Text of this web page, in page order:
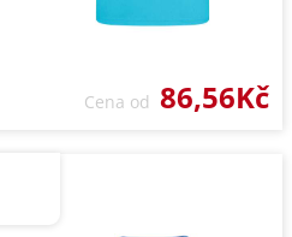
Cena od 86,56Kč